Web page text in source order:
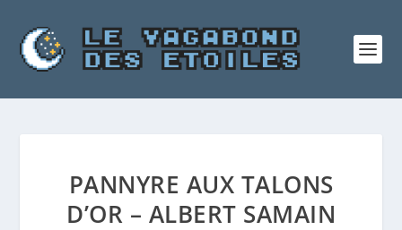
PANNYRE AUX TALONS
D’OR – ALBERT SAMAIN